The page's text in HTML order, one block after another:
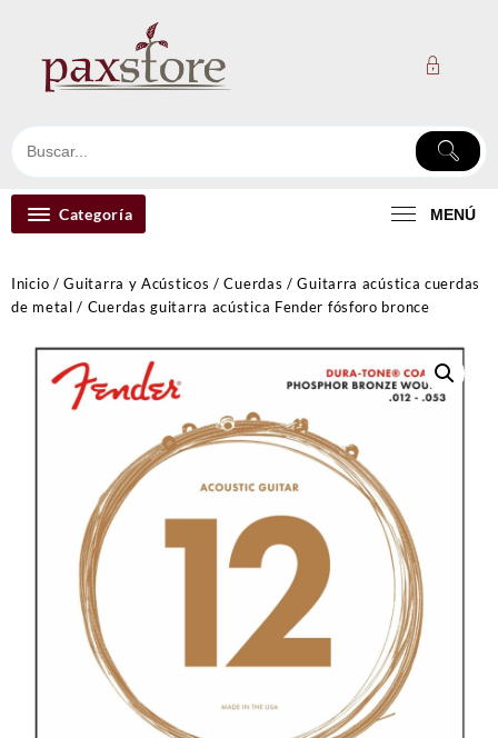
contenido
Categoría MENÚ
Inicio /Guitarra y Acústicos /Cuerdas /Guitarra acústica cuerdas
de metal / Cuerdas guitarra acústica Fender fósforo bronce